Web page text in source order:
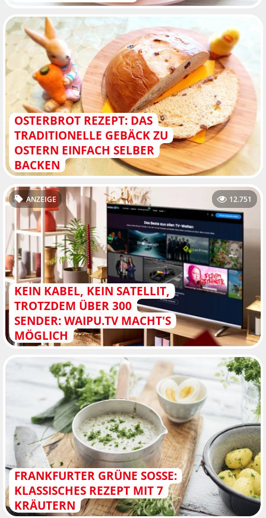
OSTERBROT REZEPT: DAS
TRADITIONELLE GEBÄCK ZU
OSTERN EINFACH SELBER
BACKEN
KEIN KABEL, KEIN SATELLIT,
TROTZDEM ÜBER 300
SENDER: WAIPU.TV MACHT'S
MÖGLICH
ANZEIGE 12.751
FRANKFURTER GRÜNE SOSSE: K
LASSISCHES REZEPT MIT 7 K
RÄUTERN